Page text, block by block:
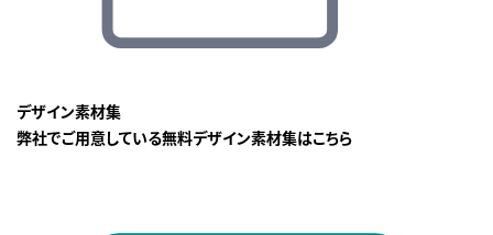
デザイン素材集
弊社でご用意している無料デザイン素材集はこちら